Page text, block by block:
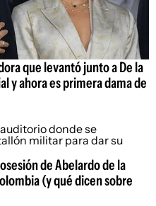
que levantó junto a De la
y ahora es primera dama de
de Abelardo de la
(y qué dicen sobre